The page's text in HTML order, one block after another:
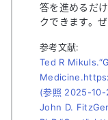
答を進めるだ
クできます。
参考文献:
Ted R
(参照 2025-10-
John D.